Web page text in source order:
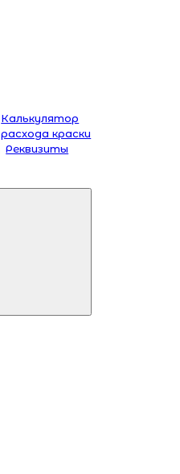
Калькулятор
расхода краски
Реквизиты